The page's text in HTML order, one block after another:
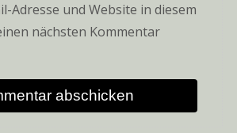
Adresse und Website in diesem
nächsten Kommentar